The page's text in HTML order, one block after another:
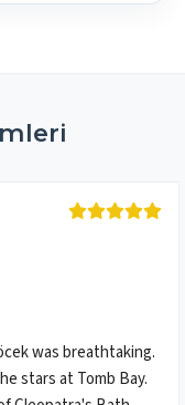
was breathtaking.
stars at Tomb Bay.